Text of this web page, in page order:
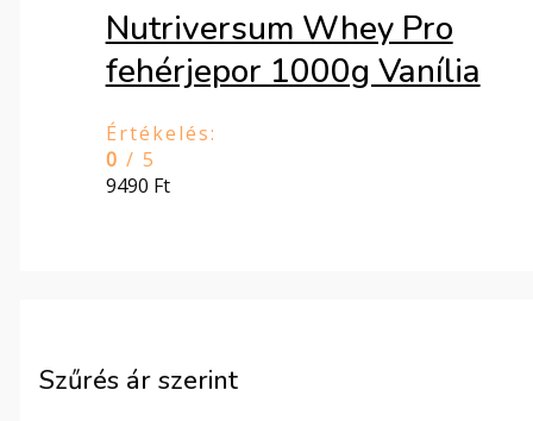
Szűrés ár szerint
Nutriversum Whey Pro
fehérjepor 1000g Vanília
Értékelés:
0 / 5
9490 Ft